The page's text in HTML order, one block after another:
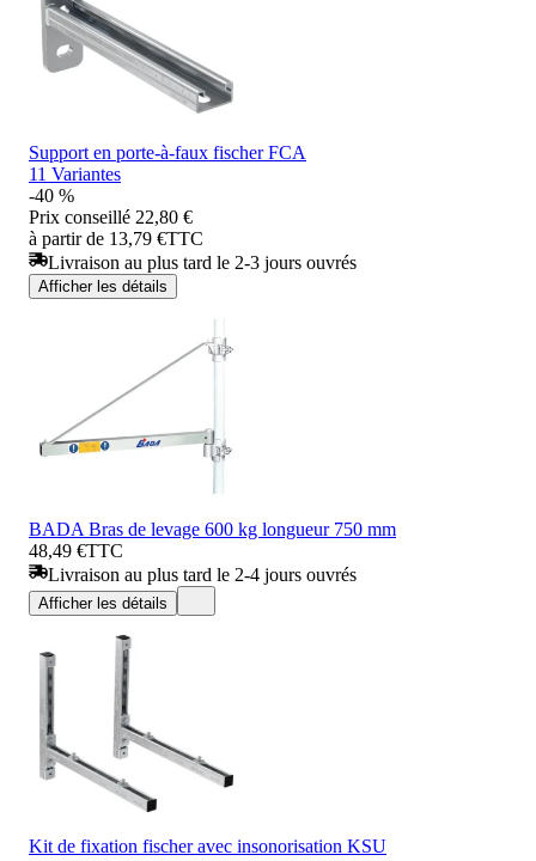
Support en porte-à-faux fischer FCA
11 Variantes
-40 %
Prix conseillé 22,80 €
à partir de 13,79 €TTC
Livraison au plus tard le 2-3 jours ouvrés
Afficher les détails
BADA Bras de levage 600 kg longueur 750 mm
48,49 €TTC
Livraison au plus tard le 2-4 jours ouvrés
Afficher les détails
Kit de fixation fischer avec insonorisation KSU